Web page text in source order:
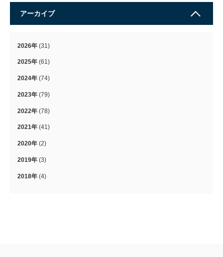
アーカイブ
2026年 (31)
2025年 (61)
2024年 (74)
2023年 (79)
2022年 (78)
2021年 (41)
2020年 (2)
2019年 (3)
2018年 (4)